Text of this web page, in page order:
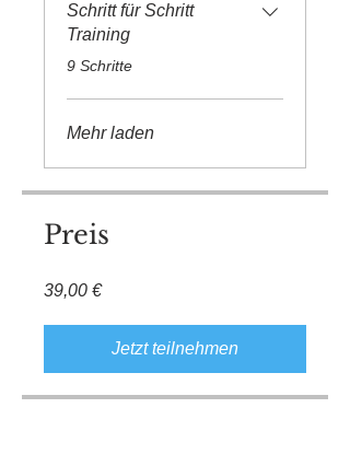
Schritt für Schritt
Training
.
9 Schritte
Mehr laden
Preis
39,00 €
Jetzt teilnehmen